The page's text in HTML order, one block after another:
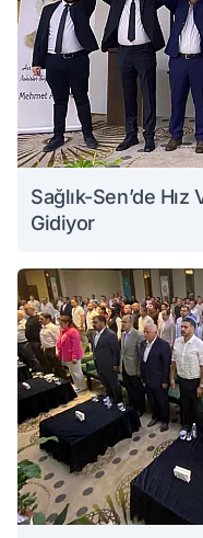
Sağlık-Sen’de
Gidiyor